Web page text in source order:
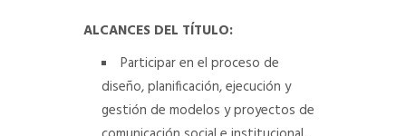
ALCANCES DEL TÍTULO:
Participar en el proceso de
diseño, planificación, ejecución y
gestión de modelos y proyectos de